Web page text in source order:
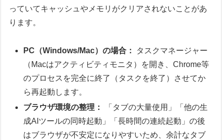
っていてキャッシュやメモリがクリアされないことがあ
ります。
PC（Windows/Mac）の場合：
タスクマネージャー
（Macはアクティビティモニタ）を開き、Chrome等
のプロセスを完全に終了（タスクを終了）させてか
ら再起動します。
ブラウザ環境の整理：
「タブの大量使用」「他の生
成AIツールの同時起動」「長時間の連続起動」の後
はブラウザが不安定になりやすいため、余計なタブ